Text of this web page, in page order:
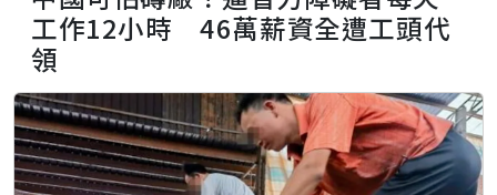
工作12小時 46萬薪資全遭工頭代
領